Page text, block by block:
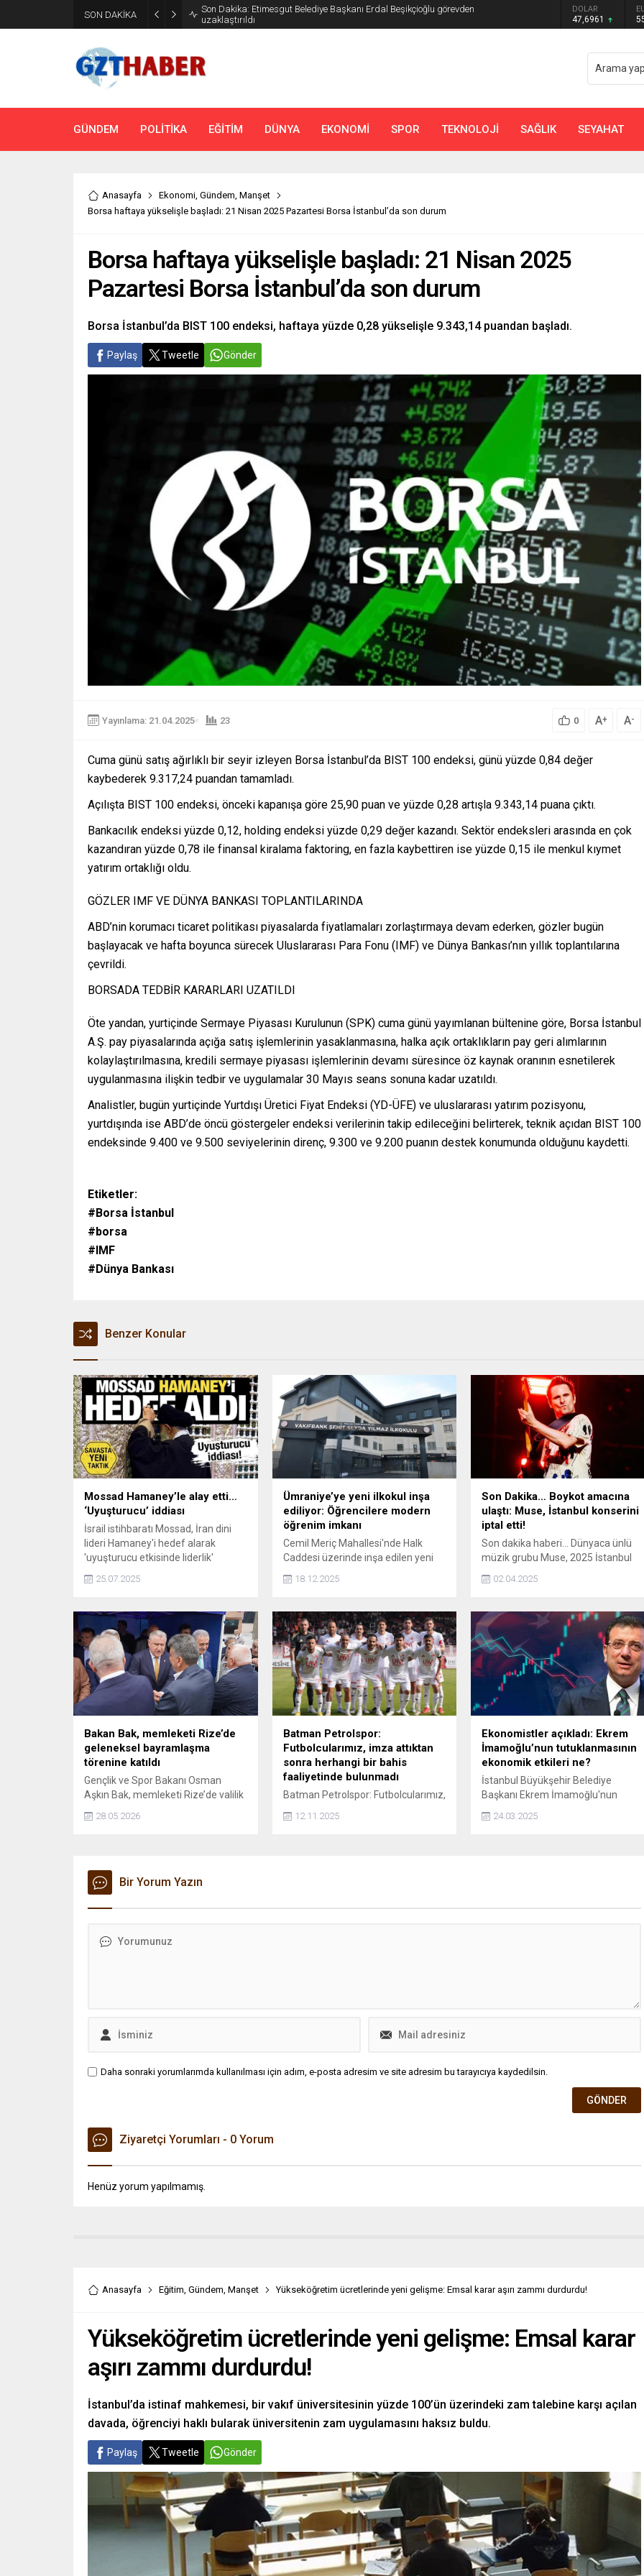
SON DAKİKA
Son Dakika: Etimesgut Belediye Başkanı Erdal Beşikçioğlu görevden
uzaklaştırıldı
DOLAR
47,6961
GÜNDEM POLİTİKA EĞİTİM DÜNYA EKONOMİ SPOR TEKNOLOJİ SAĞLIK SEYAHAT
Anasayfa Ekonomi, Gündem, Manşet
Borsa haftaya yükselişle başladı: 21 Nisan 2025 Pazartesi Borsa İstanbul’da son durum
Borsa haftaya yükselişle başladı: 21 Nisan 2025
Pazartesi Borsa İstanbul’da son durum
Borsa İstanbul’da BIST 100 endeksi, haftaya yüzde 0,28 yükselişle 9.343,14 puandan başladı.
Paylaş Tweetle Gönder
Yayınlama: 21.04.2025 23 0 A+ A-
Cuma günü satış ağırlıklı bir seyir izleyen Borsa İstanbul’da BIST 100 endeksi, günü yüzde 0,84 değer
kaybederek 9.317,24 puandan tamamladı.
Açılışta BIST 100 endeksi, önceki kapanışa göre 25,90 puan ve yüzde 0,28 artışla 9.343,14 puana çıktı.
Bankacılık endeksi yüzde 0,12, holding endeksi yüzde 0,29 değer kazandı. Sektör endeksleri arasında en çok
kazandıran yüzde 0,78 ile finansal kiralama faktoring, en fazla kaybettiren ise yüzde 0,15 ile menkul kıymet
yatırım ortaklığı oldu.
GÖZLER IMF VE DÜNYA BANKASI TOPLANTILARINDA
ABD’nin korumacı ticaret politikası piyasalarda fiyatlamaları zorlaştırmaya devam ederken, gözler bugün
başlayacak ve hafta boyunca sürecek Uluslararası Para Fonu (IMF) ve Dünya Bankası’nın yıllık toplantılarına
çevrildi.
BORSADA TEDBİR KARARLARI UZATILDI
Öte yandan, yurtiçinde Sermaye Piyasası Kurulunun (SPK) cuma günü yayımlanan bültenine göre, Borsa İstanbul
A.Ş. pay piyasalarında açığa satış işlemlerinin yasaklanmasına, halka açık ortaklıkların pay geri alımlarının
kolaylaştırılmasına, kredili sermaye piyasası işlemlerinin devamı süresince öz kaynak oranının esnetilerek
uygulanmasına ilişkin tedbir ve uygulamalar 30 Mayıs seans sonuna kadar uzatıldı.
Analistler, bugün yurtiçinde Yurtdışı Üretici Fiyat Endeksi (YD-ÜFE) ve uluslararası yatırım pozisyonu,
yurtdışında ise ABD’de öncü göstergeler endeksi verilerinin takip edileceğini belirterek, teknik açıdan BIST 100
endeksinde 9.400 ve 9.500 seviyelerinin direnç, 9.300 ve 9.200 puanın destek konumunda olduğunu kaydetti.
Etiketler:
#Borsa İstanbul
#borsa
#IMF
#Dünya Bankası
Benzer Konular
Mossad Hamaney’le alay etti…
‘Uyuşturucu’ iddiası
İsrail istihbaratı Mossad, İran dini
lideri Hamaney'i hedef alarak
'uyuşturucu etkisinde liderlik'
iddiasını ortaya attı.
25.07.2025
Ümraniye’ye yeni ilkokul inşa
ediliyor: Öğrencilere modern
öğrenim imkanı
Cemil Meriç Mahallesi'nde Halk
Caddesi üzerinde inşa edilen yeni
ilkokul, bölgedeki eğitim altyapısını
güçlendirecek ve öğrencilere
sunacak.
18.12.2025
Son Dakika… Boykot amacına
ulaştı: Muse, İstanbul konserini
iptal etti!
Son dakika haberi... Dünyaca ünlü
müzik grubu Muse, 2025 İstanbul
konserini iptal etti. Sosyal medya
hesaplarından yaptıkları açıklamada
İstanbul'da konser
düzenleyeceklerini açıkladılar.
02.04.2025
Bakan Bak, memleketi Rize’de
geleneksel bayramlaşma
törenine katıldı
Gençlik ve Spor Bakanı Osman
Aşkın Bak, memleketi Rize’de valilik
düzenlenen geleneksel
28.05.2026
Batman Petrolspor:
Futbolcularımız, imza attıktan
sonra herhangi bir bahis
faaliyetinde bulunmadı
Batman Petrolspor: Futbolcularımız,
bahis faaliyetinde bulunmadı
12.11.2025
Ekonomistler açıkladı: Ekrem
İmamoğlu’nun tutuklanmasının
ekonomik etkileri ne?
İstanbul Büyükşehir Belediye
Başkanı Ekrem İmamoğlu'nun
piyasalara olan yansımaları merak
24.03.2025
Bir Yorum Yazın
Daha sonraki yorumlarımda kullanılması için adım, e-posta adresim ve site adresim bu tarayıcıya kaydedilsin.
Ziyaretçi Yorumları - 0 Yorum
Henüz yorum yapılmamış.
Anasayfa Eğitim Gündem Manşet Yükseköğretim ücretlerinde yeni gelişme: Emsal karar aşırı zammı durdurdu!
Yükseköğretim ücretlerinde yeni gelişme: Emsal karar
aşırı zammı durdurdu!
İstanbul’da istinaf mahkemesi, bir vakıf üniversitesinin yüzde 100’ün üzerindeki zam talebine karşı açılan
davada, öğrenciyi haklı bularak üniversitenin zam uygulamasını haksız buldu.
Paylaş Tweetle Gönder